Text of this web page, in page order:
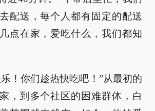
配送，每个人都有固定的配送
点在家，爱吃什么，我们都知
！你们趁热快吃吧！”从最初的
，到多个社区的困难群体，白